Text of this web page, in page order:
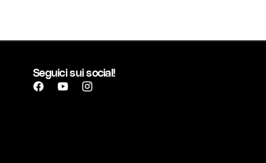
Seguici sui social!